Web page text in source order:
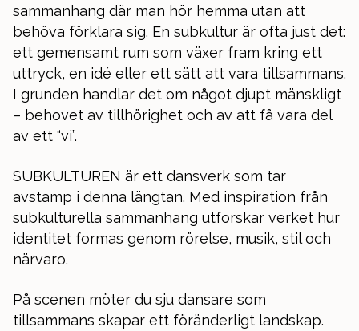
sammanhang där man hör hemma utan att
behöva förklara sig. En subkultur är ofta just det:
ett gemensamt rum som växer fram kring ett
uttryck, en idé eller ett sätt att vara tillsammans.
I grunden handlar det om något djupt mänskligt
– behovet av tillhörighet och av att få vara del
av ett “vi”.
SUBKULTUREN är ett dansverk som tar
avstamp i denna längtan. Med inspiration från
subkulturella sammanhang utforskar verket hur
identitet formas genom rörelse, musik, stil och
närvaro.
På scenen möter du sju dansare som
tillsammans skapar ett föränderligt landskap.